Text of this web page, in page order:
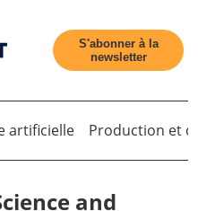
S'abonner à la
newsletter
artificielle Production et
and